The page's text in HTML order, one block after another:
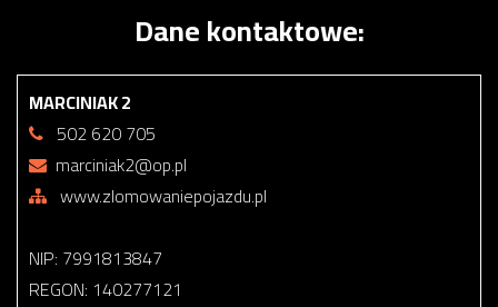
Dane kontaktowe:
MARCINIAK 2
502 620 705
marciniak2@op.pl
www.zlomowaniepojazdu.pl
NIP: 7991813847
REGON: 140277121